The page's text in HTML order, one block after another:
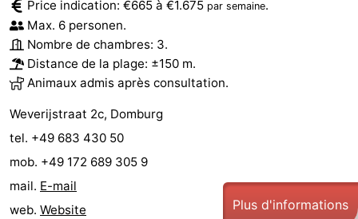
Price indication: €665 à €1.675 par semaine.
Max. 6 personen.
Nombre de chambres: 3.
Distance de la plage: ±150 m.
Animaux admis après consultation.
Weverijstraat 2c, Domburg
tel. +49 683 430 50
mob. +49 172 689 305 9
mail. E-mail
web. Website Plus d'informations